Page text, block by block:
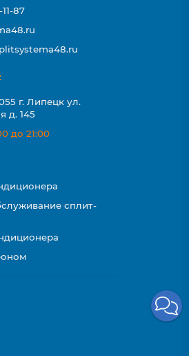
87
г. Липецк ул.
д. 145
до 21:00
сплит-